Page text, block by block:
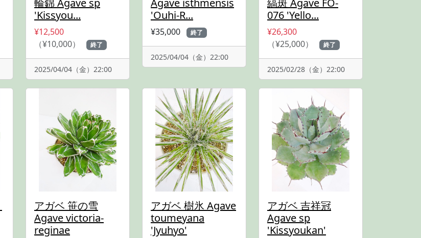
輪錦 Agave sp
'Kissyou...
¥12,500
（¥10,000）
終了
2025/04/04（金）22:00
Agave isthmensis
'Ouhi-R...
¥35,000 終了
2025/04/04（金）22:00
縞斑 Agave FO-
076 'Yello...
¥26,300
（¥25,000）
終了
2025/02/28（金）22:00
アガベ 笹の雪
Agave victoria-
reginae
アガベ 樹氷 Agave
toumeyana
'Jyuhyo'
アガベ 吉祥冠
Agave sp
'Kissyoukan'